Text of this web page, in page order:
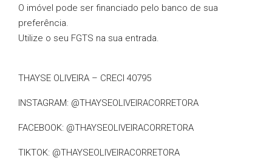
O imóvel pode ser financiado pelo banco de sua
preferência.
Utilize o seu FGTS na sua entrada.
THAYSE OLIVEIRA – CRECI 40795
INSTAGRAM: @THAYSEOLIVEIRACORRETORA
FACEBOOK: @THAYSEOLIVEIRACORRETORA
TIKTOK: @THAYSEOLIVEIRACORRETORA